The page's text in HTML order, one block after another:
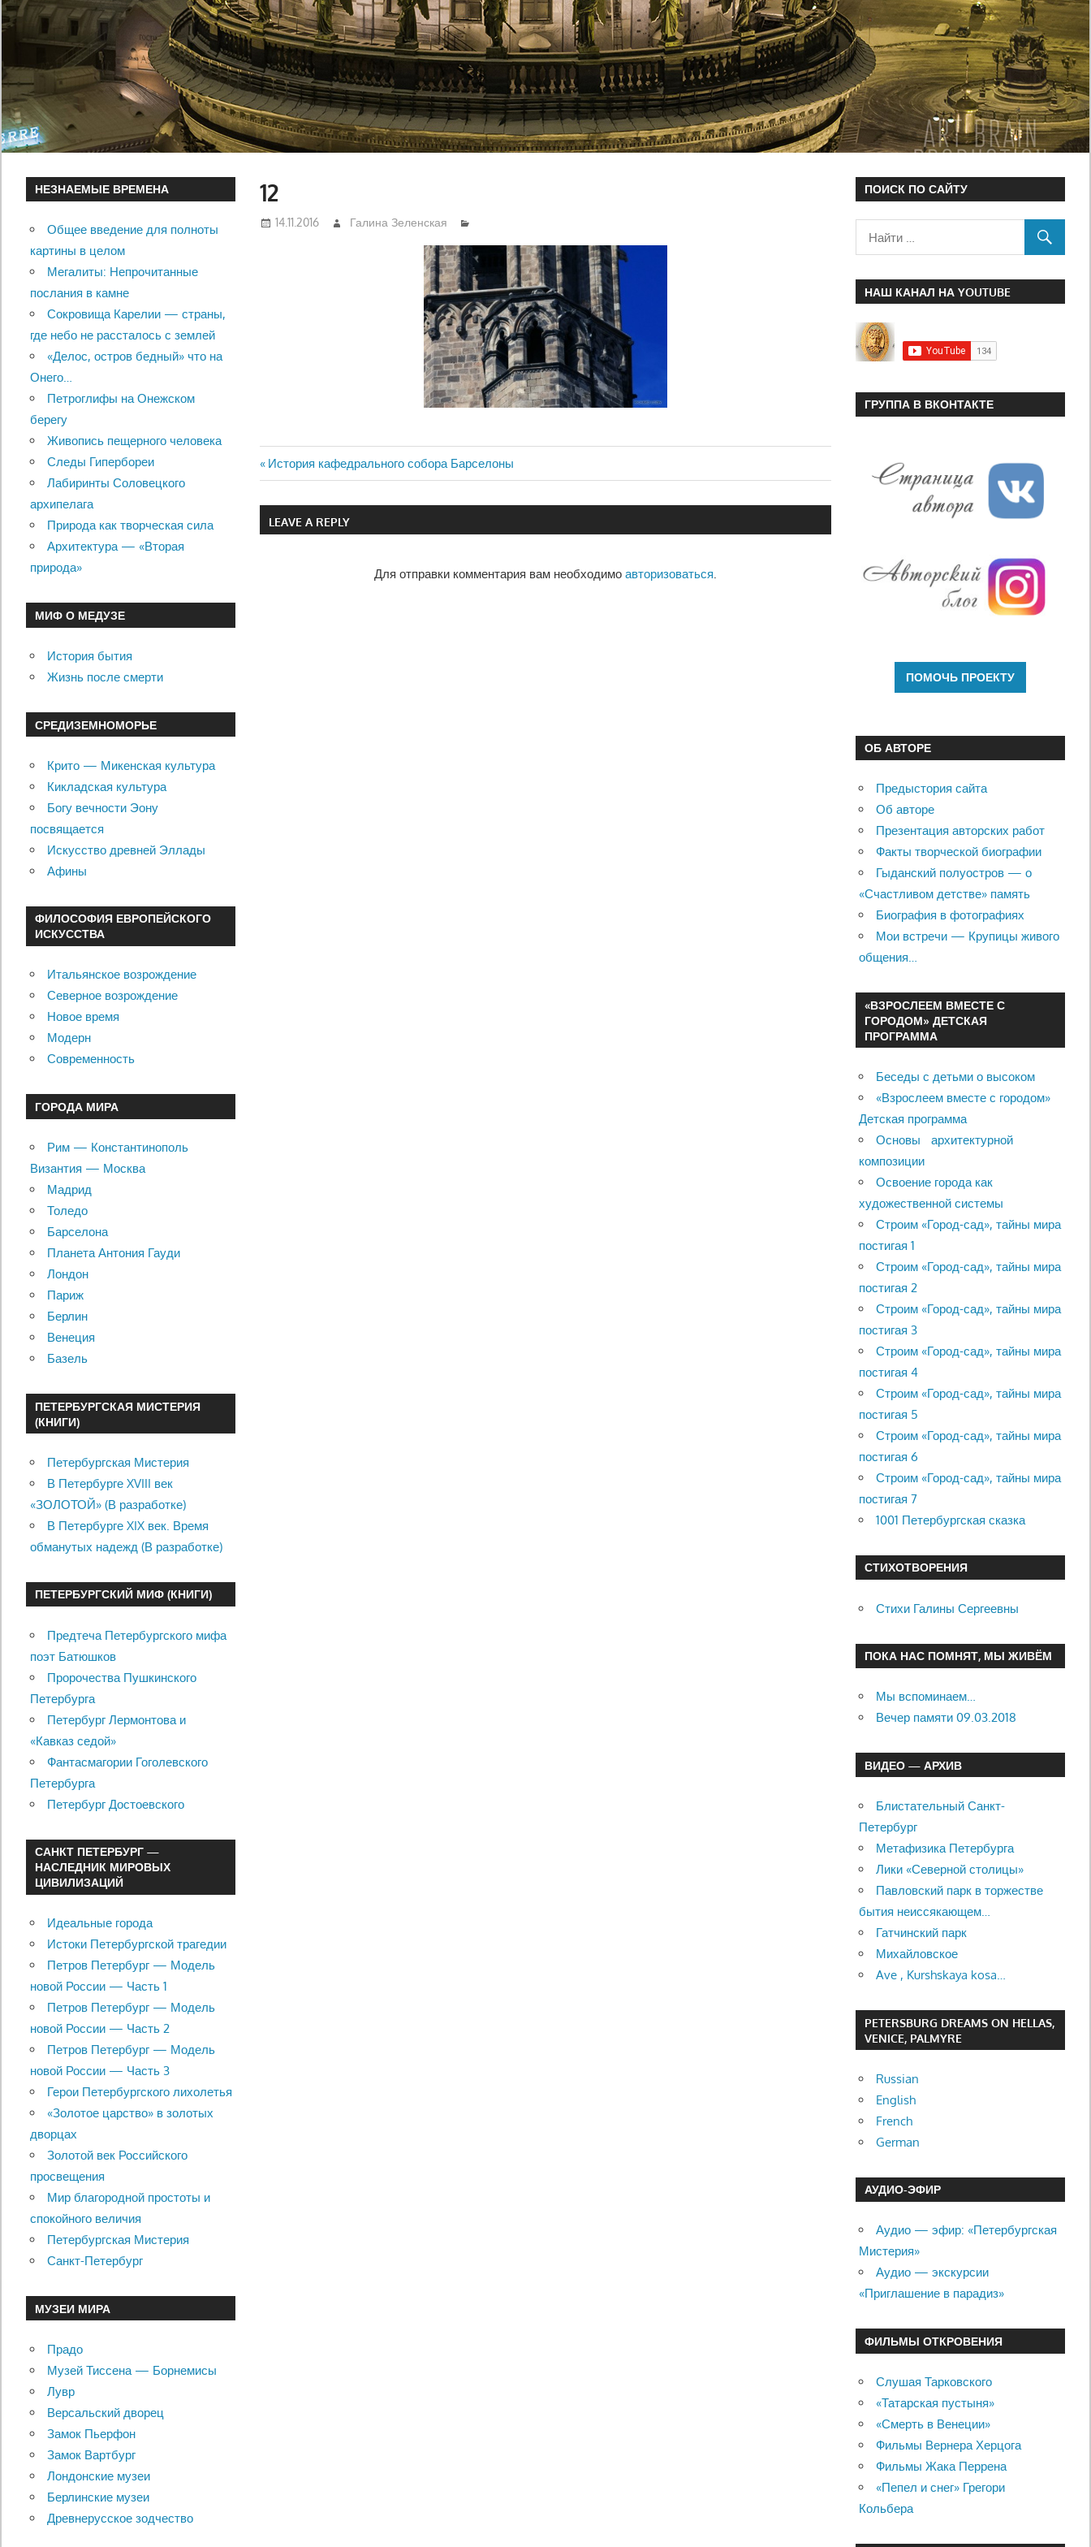
12
14.11.2016 Галина Зеленская
Навигация
по
Previous
Post:
История кафедрального собора Барселоны
LEAVE A REPLY
Для отправки комментария вам необходимо авторизоваться.
НЕЗНАЕМЫЕ ВРЕМЕНА
Общее введение для полноты
картины в целом
Мегалиты: Непрочитанные
послания в камне
Сокровища Карелии — страны,
где небо не рассталось с землей
«Делос, остров бедный» что на
Онего…
Петроглифы на Онежском
берегу
Живопись пещерного человека
Следы Гипербореи
Лабиринты Соловецкого
архипелага
Природа как творческая сила
Архитектура — «Вторая
природа»
МИФ О МЕДУЗЕ
История бытия
Жизнь после смерти
СРЕДИЗЕМНОМОРЬЕ
Крито — Микенская культура
Кикладская культура
Богу вечности Эону
посвящается
Искусство древней Эллады
Афины
ФИЛОСОФИЯ ЕВРОПЕЙСКОГО
ИСКУССТВА
Итальянское возрождение
Северное возрождение
Новое время
Модерн
Современность
ГОРОДА МИРА
Рим — Константинополь
Византия — Москва
Мадрид
Толедо
Барселона
Планета Антония Гауди
Лондон
Париж
Берлин
Венеция
Базель
ПЕТЕРБУРГСКАЯ МИСТЕРИЯ
(КНИГИ)
Петербургская Мистерия
В Петербурге XVIII век
«ЗОЛОТОЙ» (В разработке)
В Петербурге XIX век. Время
обманутых надежд (В разработке)
ПЕТЕРБУРГСКИЙ МИФ (КНИГИ)
Предтеча Петербургского мифа
поэт Батюшков
Пророчества Пушкинского
Петербурга
Петербург Лермонтова и
«Кавказ седой»
Фантасмагории Гоголевского
Петербурга
Петербург Достоевского
САНКТ ПЕТЕРБУРГ —
НАСЛЕДНИК МИРОВЫХ
ЦИВИЛИЗАЦИЙ
Идеальные города
Истоки Петербургской трагедии
Петров Петербург — Модель
новой России — Часть 1
Петров Петербург — Модель
новой России — Часть 2
Петров Петербург — Модель
новой России — Часть 3
Герои Петербургского лихолетья
«Золотое царство» в золотых
дворцах
Золотой век Российского
просвещения
Мир благородной простоты и
спокойного величия
Петербургская Мистерия
Санкт-Петербург
МУЗЕИ МИРА
Прадо
Музей Тиссена — Борнемисы
Лувр
Версальский дворец
Замок Пьерфон
Замок Вартбург
Лондонские музеи
Берлинские музеи
Древнерусское зодчество
ПОИСК ПО САЙТУ
НАШ КАНАЛ НА YOUTUBE
ГРУППА В ВКОНТАКТЕ
ОБ АВТОРЕ
Предыстория сайта
Об авторе
Презентация авторских работ
Факты творческой биографии
Гыданский полуостров — о
«Счастливом детстве» память
Биография в фотографиях
Мои встречи — Крупицы живого
общения…
«ВЗРОСЛЕЕМ ВМЕСТЕ С
ГОРОДОМ» ДЕТСКАЯ
ПРОГРАММА
Беседы с детьми о высоком
«Взрослеем вместе с городом»
Детская программа
Основы архитектурной
композиции
Освоение города как
художественной системы
Строим «Город-сад», тайны мира
постигая 1
Строим «Город-сад», тайны мира
постигая 2
Строим «Город-сад», тайны мира
постигая 3
Строим «Город-сад», тайны мира
постигая 4
Строим «Город-сад», тайны мира
постигая 5
Строим «Город-сад», тайны мира
постигая 6
Строим «Город-сад», тайны мира
постигая 7
1001 Петербургская сказка
СТИХОТВОРЕНИЯ
Стихи Галины Сергеевны
ПОКА НАС ПОМНЯТ, МЫ ЖИВЁМ
Мы вспоминаем…
Вечер памяти 09.03.2018
ВИДЕО — АРХИВ
Блистательный Санкт-
Петербург
Метафизика Петербурга
Лики «Северной столицы»
Павловский парк в торжестве
бытия неиссякающем…
Гатчинский парк
Михайловское
Ave , Kurshskaya kosa…
PETERSBURG DREAMS ON HELLAS,
VENICE, PALMYRE
Russian
English
French
German
АУДИО-ЭФИР
Аудио — эфир: «Петербургская
Мистерия»
Аудио — экскурсии
«Приглашение в парадиз»
ФИЛЬМЫ ОТКРОВЕНИЯ
Слушая Тарковского
«Татарская пустыня»
«Смерть в Венеции»
Фильмы Вернера Херцога
Фильмы Жака Перрена
«Пепел и снег» Грегори
Кольбера